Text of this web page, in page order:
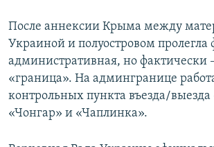
После аннексии Крыма между
Украиной и полуостровом пролегла
административная, но фактически
«граница». На админгранице
контрольных пункта въезда/выезда
«Чонгар» и «Чаплинка».